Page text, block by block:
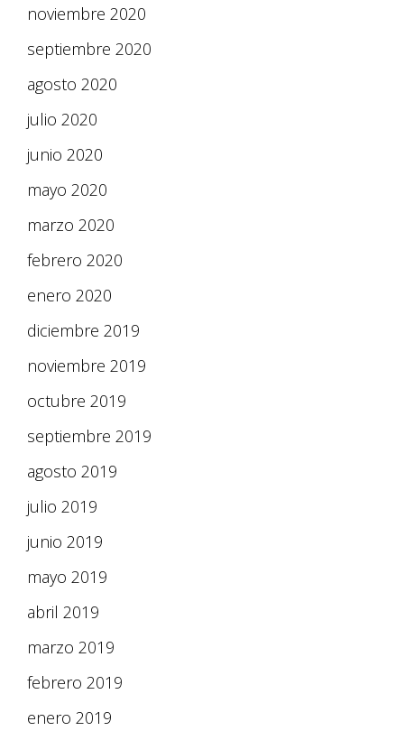
noviembre 2020
septiembre 2020
agosto 2020
julio 2020
junio 2020
mayo 2020
marzo 2020
febrero 2020
enero 2020
diciembre 2019
noviembre 2019
octubre 2019
septiembre 2019
agosto 2019
julio 2019
junio 2019
mayo 2019
abril 2019
marzo 2019
febrero 2019
enero 2019